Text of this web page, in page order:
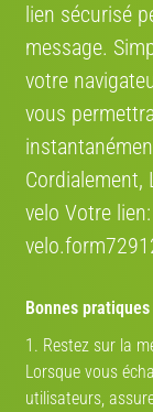
Btwin Elops3
9/102012
Btwin Elops 5
lien sécurisé
message.
votre
vous
Cordialement,
velo Votre
Bonnes
1. Restez sur la
Lorsque vous
utilisateurs,